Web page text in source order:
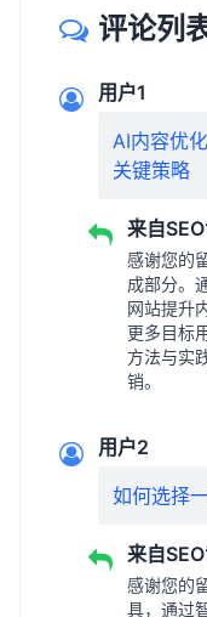
评论列
用户1
AI内容优
关键策略
来自SEO
感谢您的
成部分。
网站提升
更多目标
方法与实
销。
用户2
如何选择
来自SEO
感谢您的
具，通过